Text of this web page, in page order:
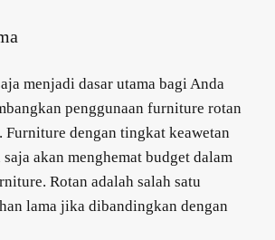
menjadi dasar utama bagi Anda
penggunaan furniture rotan
. Furniture dengan tingkat keawetan
akan menghemat budget dalam
Rotan adalah salah satu
lama jika dibandingkan dengan